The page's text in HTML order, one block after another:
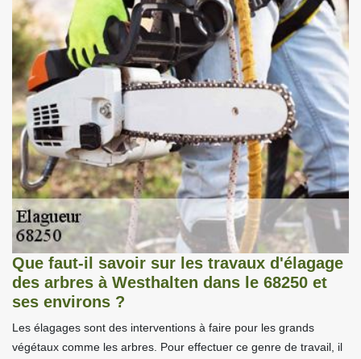
Que faut-il savoir sur les travaux d'élagage
des arbres à Westhalten dans le 68250 et
ses environs ?
Les élagages sont des interventions à faire pour les grands
végétaux comme les arbres. Pour effectuer ce genre de travail, il